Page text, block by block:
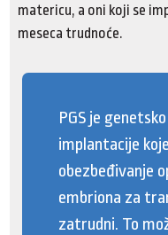
matericu, a oni koji se
meseca trudnoće.
PGS je
implantacije
obezbeđivanje
embriona za
zatrudni. To